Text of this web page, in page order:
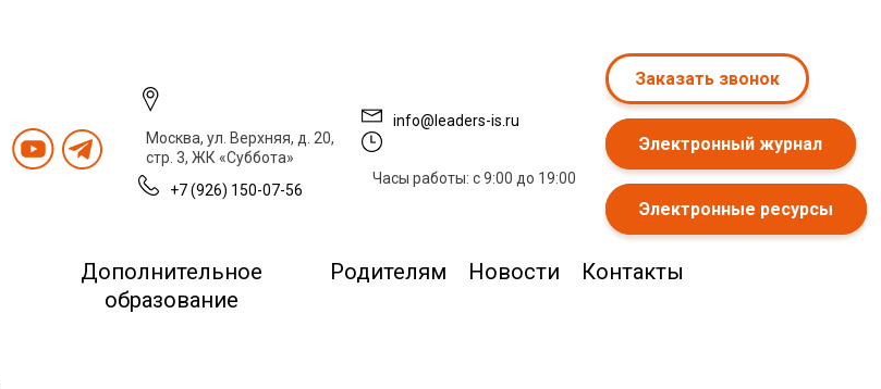
Москва, ул. Верхняя, д. 20,
стр. 3, ЖК «Суббота»
+7 (926) 150-07-56
info@leaders-is.ru
Часы работы: с 9:00 до 19:00
Заказать звонок
Электронный журнал
Электронные ресурсы
Дополнительное
образование
Родителям Новости Контакты